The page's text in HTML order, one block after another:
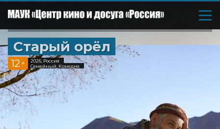
Старый орёл
12 +
2026, Россия
Семейный, Комедия